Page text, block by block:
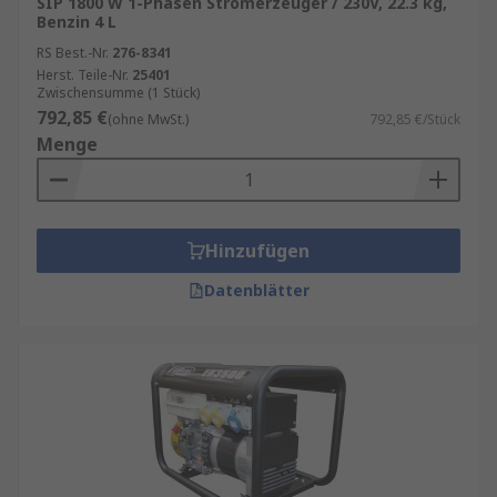
Flexibilität
Camping oder Gartenarbeit.
Sicherheit: Schutz vor
Produktionsausfällen und Datenverlust.
Vielfältige Einsatzmöglichkeiten: Von
kleinen Benzinaggregaten bis zu großen
Dieselgeneratoren.
Generatoren kaufen
: Je nach Einsatzdauer den
passenden Tank wählen.
Lautstärke: Für Wohngebiete sind leise
Modelle empfehlenswert.
Benzin 4 L
RS Best.-Nr. 276-8341
Herst. Teile-Nr. 25401
Zwischensumme (1 Stück)
792,85 €(ohne MwSt.) 792,85 €/Stück
Menge
Hinzufügen
Datenblätter